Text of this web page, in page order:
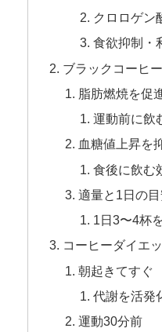
クロロゲン
食欲抑制・
ブラックコーヒ
脂肪燃焼を促
運動前に飲
血糖値上昇を
食後に飲む
適量と1日の
1日3〜4杯
コーヒーダイエ
朝起きてすぐ
代謝を活発
運動30分前